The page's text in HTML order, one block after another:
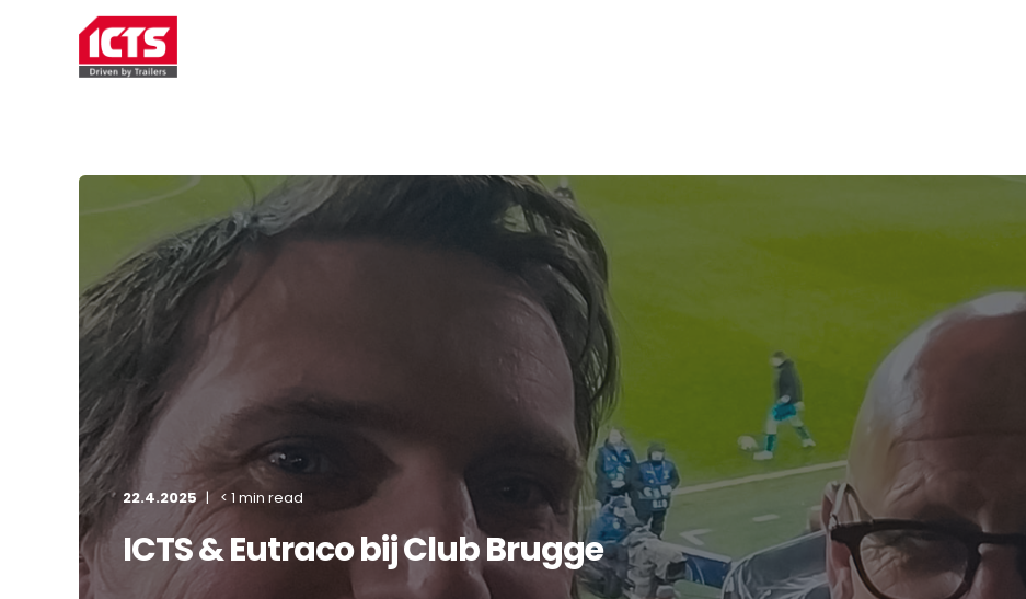
22.4.2025 < 1 min read
ICTS & Eutraco bij Club Brugge